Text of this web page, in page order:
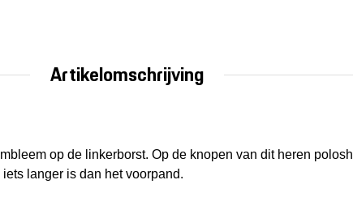
Artikelomschrijving
op de linkerborst. Op de knopen van dit heren
langer is dan het voorpand.